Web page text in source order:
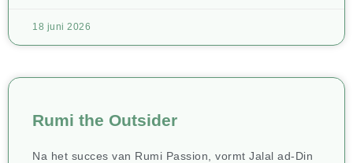
18 juni 2026
Rumi the Outsider
Na het succes van Rumi Passion, vormt Jalal ad-Din